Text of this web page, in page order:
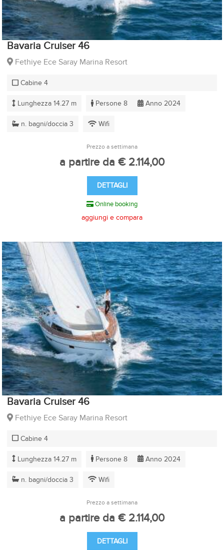
Bavaria Cruiser 46
Fethiye Ece Saray Marina Resort
Cabine 4
Lunghezza 14.27 m Persone 8 Anno 2024
n. bagni/doccia 3 Wifi
Prezzo a settimana
a partire da € 2.114,00
DETTAGLI
Online booking
aggiungi e compara
Bavaria Cruiser 46
Fethiye Ece Saray Marina Resort
Cabine 4
Lunghezza 14.27 m Persone 8 Anno 2024
n. bagni/doccia 3 Wifi
Prezzo a settimana
a partire da € 2.114,00
DETTAGLI